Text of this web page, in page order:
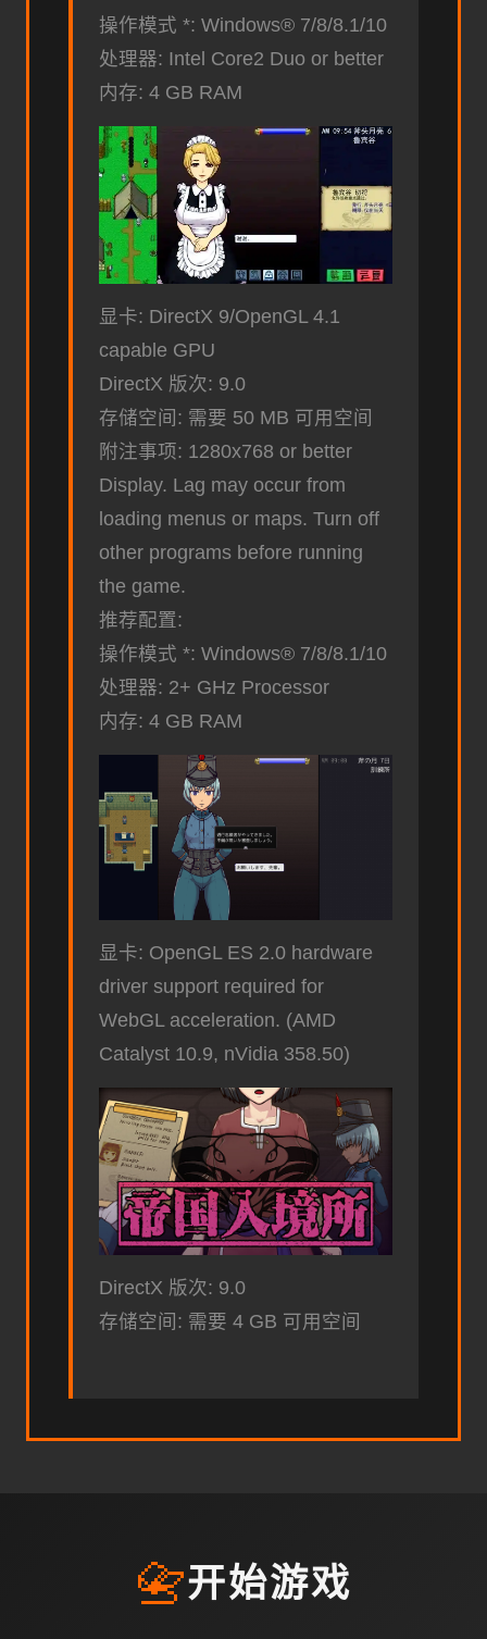
操作模式 *: Windows® 7/8/8.1/10
处理器: Intel Core2 Duo or better
内存: 4 GB RAM
显卡: DirectX 9/OpenGL 4.1
capable GPU
DirectX 版次: 9.0
存储空间: 需要 50 MB 可用空间
附注事项: 1280x768 or better
Display. Lag may occur from
loading menus or maps. Turn off
other programs before running
the game.
推荐配置:
操作模式 *: Windows® 7/8/8.1/10
处理器: 2+ GHz Processor
内存: 4 GB RAM
显卡: OpenGL ES 2.0 hardware
driver support required for
WebGL acceleration. (AMD
Catalyst 10.9, nVidia 358.50)
DirectX 版次: 9.0
存储空间: 需要 4 GB 可用空间
📇开始游戏